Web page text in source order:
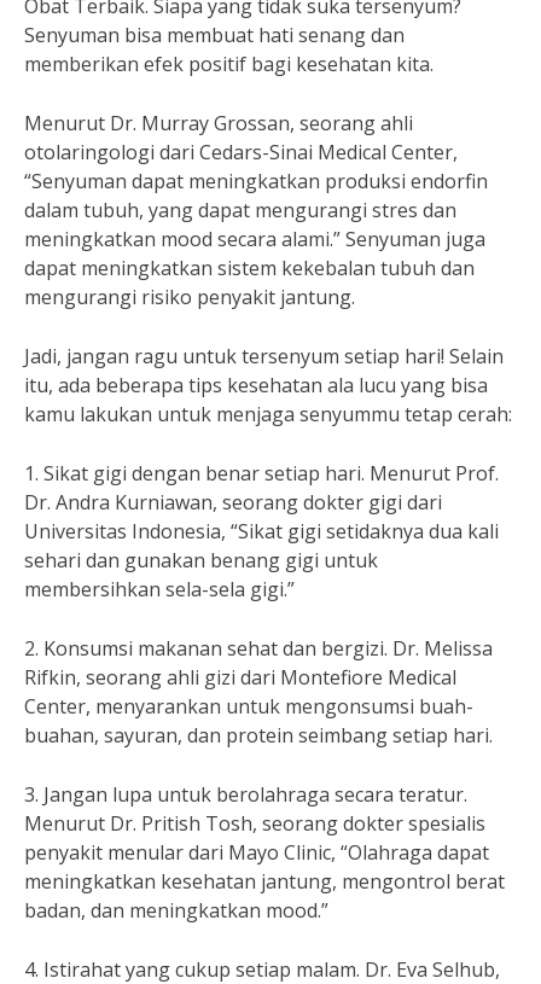
Obat Terbaik. Siapa yang tidak suka tersenyum?
Senyuman bisa membuat hati senang dan
memberikan efek positif bagi kesehatan kita.
Menurut Dr. Murray Grossan, seorang ahli
otolaringologi dari Cedars-Sinai Medical Center,
“Senyuman dapat meningkatkan produksi endorfin
dalam tubuh, yang dapat mengurangi stres dan
meningkatkan mood secara alami.” Senyuman juga
dapat meningkatkan sistem kekebalan tubuh dan
mengurangi risiko penyakit jantung.
Jadi, jangan ragu untuk tersenyum setiap hari! Selain
itu, ada beberapa tips kesehatan ala lucu yang bisa
kamu lakukan untuk menjaga senyummu tetap cerah:
1. Sikat gigi dengan benar setiap hari. Menurut Prof.
Dr. Andra Kurniawan, seorang dokter gigi dari
Universitas Indonesia, “Sikat gigi setidaknya dua kali
sehari dan gunakan benang gigi untuk
membersihkan sela-sela gigi.”
2. Konsumsi makanan sehat dan bergizi. Dr. Melissa
Rifkin, seorang ahli gizi dari Montefiore Medical
Center, menyarankan untuk mengonsumsi buah-
buahan, sayuran, dan protein seimbang setiap hari.
3. Jangan lupa untuk berolahraga secara teratur.
Menurut Dr. Pritish Tosh, seorang dokter spesialis
penyakit menular dari Mayo Clinic, “Olahraga dapat
meningkatkan kesehatan jantung, mengontrol berat
badan, dan meningkatkan mood.”
4. Istirahat yang cukup setiap malam. Dr. Eva Selhub,